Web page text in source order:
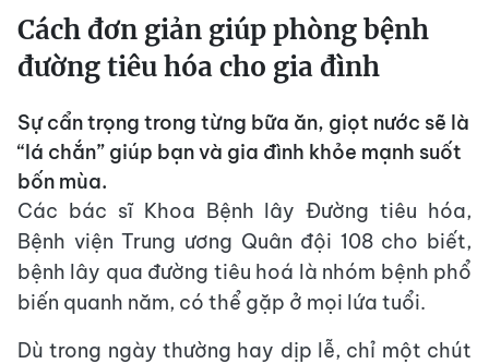
Cách đơn giản giúp phòng bệnh
đường tiêu hóa cho gia đình
Sự cẩn trọng trong từng bữa ăn, giọt nước sẽ là
“lá chắn” giúp bạn và gia đình khỏe mạnh suốt
bốn mùa.
Các bác sĩ Khoa Bệnh lây Đường tiêu hóa,
Bệnh viện Trung ương Quân đội 108 cho biết,
bệnh lây qua đường tiêu hoá là nhóm bệnh phổ
biến quanh năm, có thể gặp ở mọi lứa tuổi.
Dù trong ngày thường hay dịp lễ, chỉ một chút